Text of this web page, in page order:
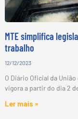
MTE simplifica
trabalho
12/12/2023
O Diário Oficial da
vigora a partir do dia 2
Ler mais »